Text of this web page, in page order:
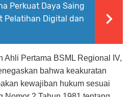
Perkuat Daya Saing
Pelatihan Digital dan
Ahli Pertama BSML Regional IV,
bahwa keakuratan
kewajiban hukum sesuai